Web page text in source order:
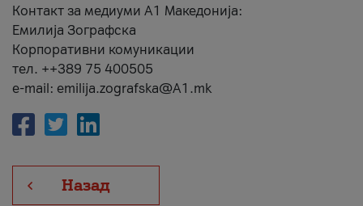
Контакт за медиуми А1 Македонија:
Емилија Зографска
Корпоративни комуникации
тел. ++389 75 400505
e-mail: emilija.zografska@A1.mk
Назад